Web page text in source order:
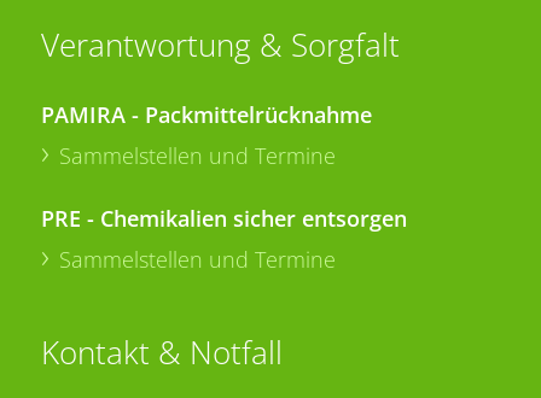
Verantwortung & Sorgfalt
PAMIRA - Packmittelrücknahme
Sammelstellen und Termine
PRE - Chemikalien sicher entsorgen
Sammelstellen und Termine
Kontakt & Notfall